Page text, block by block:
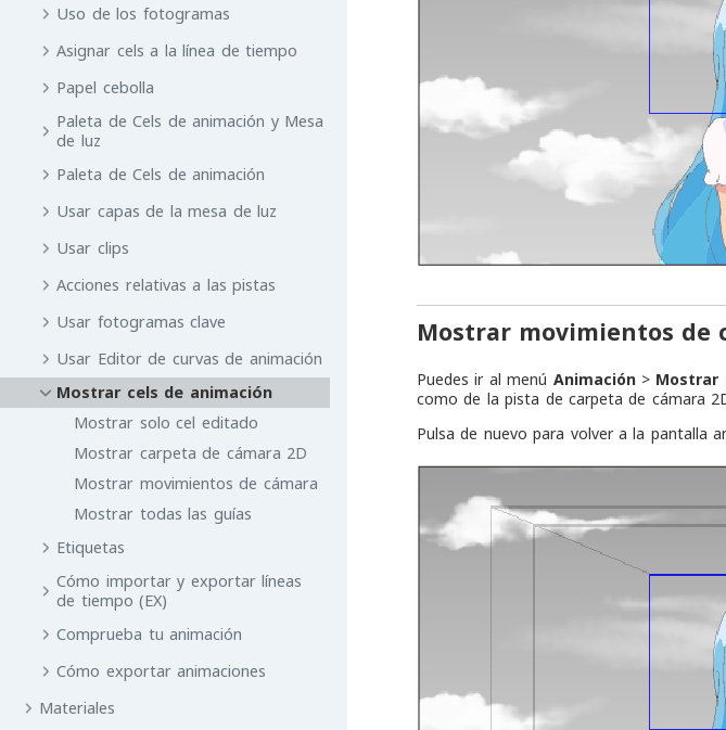
Uso de los fotogramas
Asignar cels a la línea de tiempo
Papel cebolla
Paleta de Cels de animación y Mesa
de luz
Paleta de Cels de animación
Usar capas de la mesa de luz
Usar clips
Acciones relativas a las pistas
Usar fotogramas clave
Usar Editor de curvas de animación
Mostrar cels de animación
Mostrar solo cel editado
Mostrar carpeta de cámara 2D
Mostrar movimientos de cámara
Mostrar todas las guías
Etiquetas
Cómo importar y exportar líneas
de tiempo (EX)
Comprueba tu animación
Cómo exportar animaciones
Materiales
Mostrar movimientos de
Puedes ir al menú Animación> Mostrar
como de la pista de carpeta de cámara
Pulsa de nuevo para volver a la pantalla